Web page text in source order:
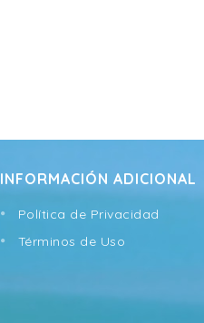
INFORMACIÓN ADICIONAL
Política de Privacidad
Términos de Uso